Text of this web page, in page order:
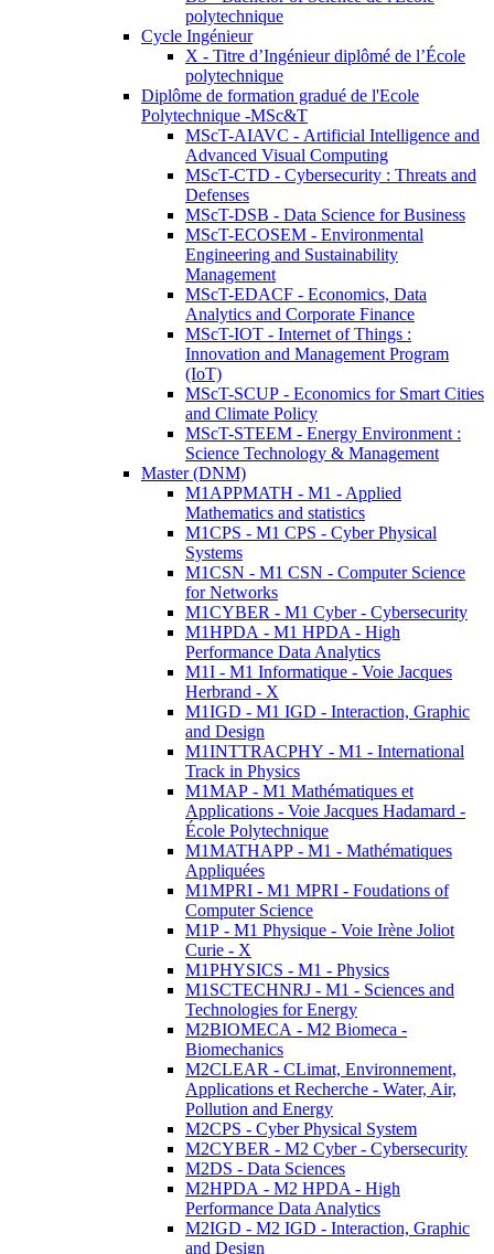
polytechnique
Cycle Ingénieur
X - Titre d’Ingénieur diplômé de l’École
polytechnique
Diplôme de formation gradué de l'Ecole
Polytechnique -MSc&T
MScT-AIAVC - Artificial Intelligence and
Advanced Visual Computing
MScT-CTD - Cybersecurity : Threats and
Defenses
MScT-DSB - Data Science for Business
MScT-ECOSEM - Environmental
Engineering and Sustainability
Management
MScT-EDACF - Economics, Data
Analytics and Corporate Finance
MScT-IOT - Internet of Things :
Innovation and Management Program
(IoT)
MScT-SCUP - Economics for Smart Cities
and Climate Policy
MScT-STEEM - Energy Environment :
Science Technology & Management
Master (DNM)
M1APPMATH - M1 - Applied
Mathematics and statistics
M1CPS - M1 CPS - Cyber Physical
Systems
M1CSN - M1 CSN - Computer Science
for Networks
M1CYBER - M1 Cyber - Cybersecurity
M1HPDA - M1 HPDA - High
Performance Data Analytics
M1I - M1 Informatique - Voie Jacques
Herbrand - X
M1IGD - M1 IGD - Interaction, Graphic
and Design
M1INTTRACPHY - M1 - International
Track in Physics
M1MAP - M1 Mathématiques et
Applications - Voie Jacques Hadamard -
École Polytechnique
M1MATHAPP - M1 - Mathématiques
Appliquées
M1MPRI - M1 MPRI - Foudations of
Computer Science
M1P - M1 Physique - Voie Irène Joliot
Curie - X
M1PHYSICS - M1 - Physics
M1SCTECHNRJ - M1 - Sciences and
Technologies for Energy
M2BIOMECA - M2 Biomeca -
Biomechanics
M2CLEAR - CLimat, Environnement,
Applications et Recherche - Water, Air,
Pollution and Energy
M2CPS - Cyber Physical System
M2CYBER - M2 Cyber - Cybersecurity
M2DS - Data Sciences
M2HPDA - M2 HPDA - High
Performance Data Analytics
M2IGD - M2 IGD - Interaction, Graphic
and Design